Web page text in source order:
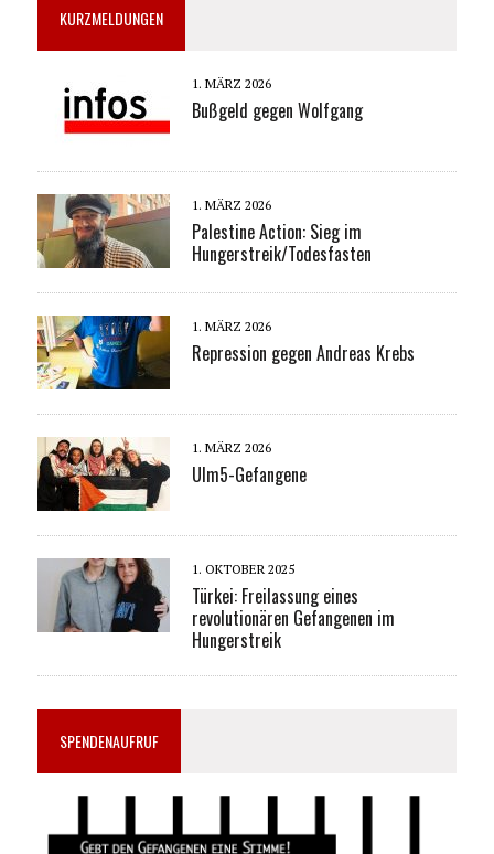
KURZMELDUNGEN
1. MÄRZ 2026
Bußgeld gegen Wolfgang
1. MÄRZ 2026
Palestine Action: Sieg im
Hungerstreik/Todesfasten
1. MÄRZ 2026
Repression gegen Andreas Krebs
1. MÄRZ 2026
Ulm5-Gefangene
1. OKTOBER 2025
Türkei: Freilassung eines
revolutionären Gefangenen im
Hungerstreik
SPENDENAUFRUF